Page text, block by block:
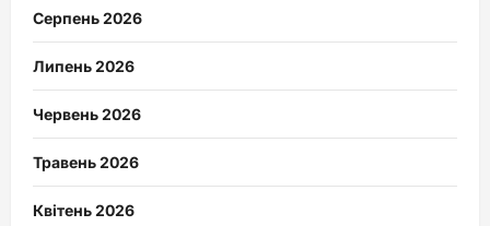
Серпень 2026
Липень 2026
Червень 2026
Травень 2026
Квітень 2026